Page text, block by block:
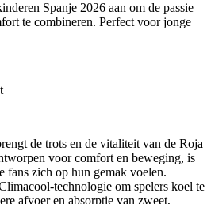
Spanje 2026 aan om de passie
te combineren. Perfect voor jonge
de trots en de vitaliteit van de Roja
voor comfort en beweging, is
fans zich op hun gemak voelen.
technologie om spelers koel te
afvoer en absorptie van zweet,